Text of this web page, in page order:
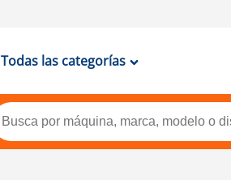
Todas las categorías